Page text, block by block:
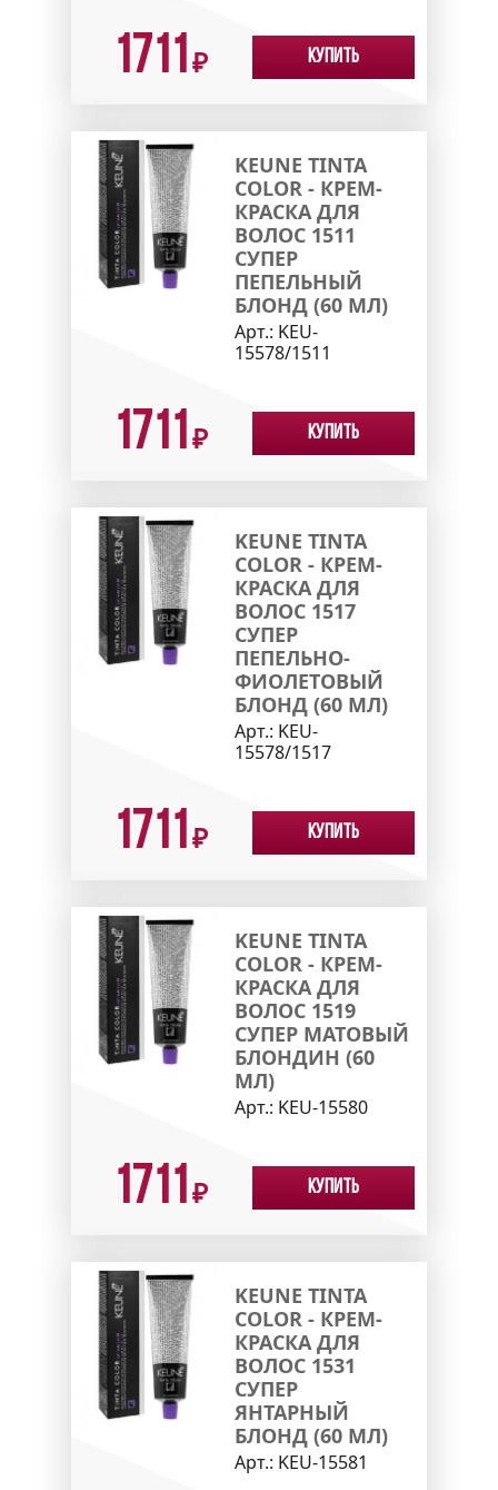
1711 ₽ Купить
KEUNE TINTA
COLOR - КРЕМ-
КРАСКА ДЛЯ
ВОЛОС 1511
СУПЕР
ПЕПЕЛЬНЫЙ
БЛОНД (60 МЛ)
Арт.: KEU-
15578/1511
1711 ₽ Купить
KEUNE TINTA
COLOR - КРЕМ-
КРАСКА ДЛЯ
ВОЛОС 1517
СУПЕР
ПЕПЕЛЬНО-
ФИОЛЕТОВЫЙ
БЛОНД (60 МЛ)
Арт.: KEU-
15578/1517
1711 ₽ Купить
KEUNE TINTA
COLOR - КРЕМ-
КРАСКА ДЛЯ
ВОЛОС 1519
СУПЕР МАТОВЫЙ
БЛОНДИН (60
МЛ)
Арт.: KEU-15580
1711 ₽ Купить
KEUNE TINTA
COLOR - КРЕМ-
КРАСКА ДЛЯ
ВОЛОС 1531
СУПЕР
ЯНТАРНЫЙ
БЛОНД (60 МЛ)
Арт.: KEU-15581